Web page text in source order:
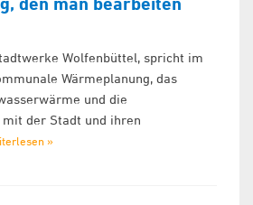
Wolfenbüttel, spricht im
Wärmeplanung, das
und die
der Stadt und ihren
»